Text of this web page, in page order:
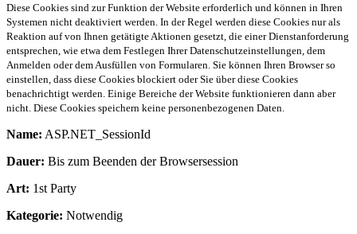
Diese Cookies sind zur Funktion der Website erforderlich und können in Ihren
Systemen nicht deaktiviert werden. In der Regel werden diese Cookies nur als
Reaktion auf von Ihnen getätigte Aktionen gesetzt, die einer Dienstanforderung
entsprechen, wie etwa dem Festlegen Ihrer Datenschutzeinstellungen, dem
Anmelden oder dem Ausfüllen von Formularen. Sie können Ihren Browser so
einstellen, dass diese Cookies blockiert oder Sie über diese Cookies
benachrichtigt werden. Einige Bereiche der Website funktionieren dann aber
nicht. Diese Cookies speichern keine personenbezogenen Daten.
Name: ASP.NET_SessionId
Dauer: Bis zum Beenden der Browsersession
Art: 1st Party
Kategorie: Notwendig